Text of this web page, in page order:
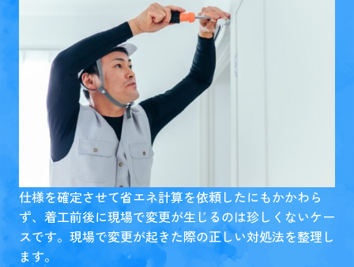
仕様を確定させて省エネ計算を依頼したにもかかわら
ず、着工前後に現場で変更が生じるのは珍しくないケー
スです。現場で変更が起きた際の正しい対処法を整理し
ます。